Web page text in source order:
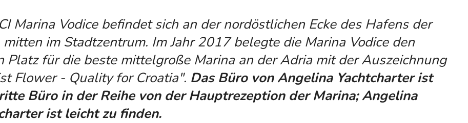
Marina Vodice befindet sich an der nordöstlichen Ecke des Hafens der
mitten im Stadtzentrum. Im Jahr 2017 belegte die Marina Vodice den
Platz für die beste mittelgroße Marina an der Adria mit der Auszeichnung
Flower - Quality for Croatia". Das Büro von Angelina Yachtcharter ist
Büro in der Reihe von der Hauptrezeption der Marina; Angelina
ist leicht zu finden.